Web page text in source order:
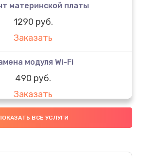
материнской платы
1290 руб.
Заказать
модуля Wi-Fi
490 руб.
Заказать
микрофона
Заказать
ВСЕ УСЛУГИ